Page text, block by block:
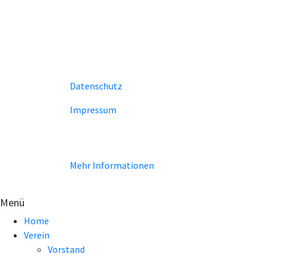
Datenschutz
Impressum
Mehr Informationen
Menü
Home
Verein
Vorstand